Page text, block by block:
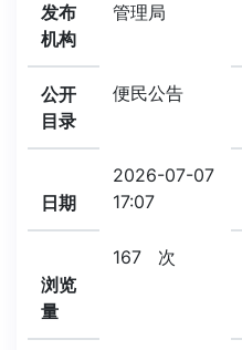
发布
机构
管理局
公开
目录
便民公告
日期
2026-07-07
17:07
浏览
量
167 次